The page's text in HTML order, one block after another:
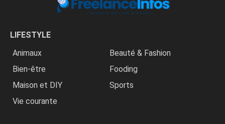
LIFESTYLE
Animaux
Beauté & Fashion
Bien-être
Fooding
Maison et DIY
Sports
Vie courante